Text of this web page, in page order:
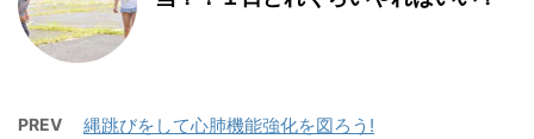
PREV 縄跳びをして心肺機能強化を図ろう!